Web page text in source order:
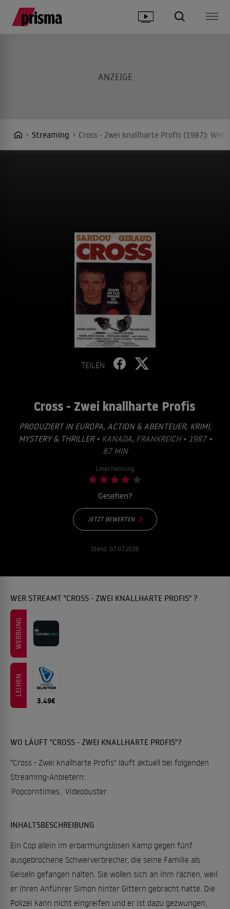
Streaming Cross - Zwei knallharte Profis (1987):
TEILEN
Cross - Zwei knallharte Profis
PRODUZIERT IN EUROPA, ACTION & ABENTEUER, KRIMI,
MYSTERY & THRILLER• KANADA, FRANKREICH • 1987 •
87 MIN
Lesermeinung
Gesehen?
JETZT BEWERTEN
Stand: 07.07.2026
WER STREAMT "CROSS - ZWEI KNALLHARTE PROFIS" ?
WERBUNG
LEIHEN
3.49€
WO LÄUFT "CROSS - ZWEI KNALLHARTE PROFIS"?
"Cross - Zwei knallharte Profis" läuft aktuell bei folgenden
Streaming-Anbietern:
Popcorntimes, Videobuster.
INHALTSBESCHREIBUNG
Ein Cop allein im erbarmungslosen Kamp gegen fünf
ausgebrochene Schwerverbrecher, die seine Familie als
Geiseln gefangen halten. Sie wollen sich an ihm rächen, weil
er ihren Anführer Simon hinter Gittern gebracht hatte. Die
Polizei kann nicht eingreifen und er ist dazu gezwungen,